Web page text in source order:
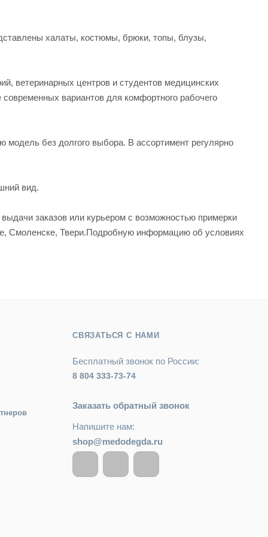
халаты, костюмы, брюки, топы, блузы,
ветеринарных центров и студентов медицинских
вариантов для комфортного рабочего
модель без долгого выбора. В ассортимент регулярно
вид.
заказов или курьером с возможностью примерки
Смоленске, Твери.Подробную информацию об условиях
СВЯЗАТЬСЯ С НАМИ
Бесплатный звонок по России:
8 804 333-73-74
Заказать обратный звонок
Напишите нам:
shop@medodegda.ru